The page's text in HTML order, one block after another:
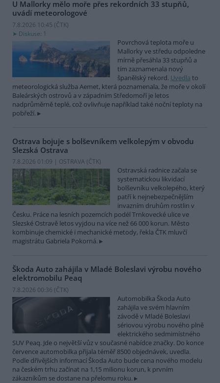
U Mallorky mělo moře přes rekordních 33 stupňů,
uvádí meteorologové
7.8.2026 10:45 (ČTK)
Diskuse: 1
Povrchová teplota moře u
Mallorky ve středu odpoledne
mírně přesáhla 33 stupňů a
tím zaznamenala nový
španělský rekord. Uvedla to
meteorologická služba Aemet, která poznamenala, že moře v okolí
Baleárských ostrovů a v západním Středomoří je letos
nadprůměrně teplé, což ovlivňuje například také noční teploty na
pobřeží.
Ostrava bojuje s bolševníkem velkolepým v obvodu
Slezská Ostrava
7.8.2026 01:09 | OSTRAVA (ČTK)
Ostravská radnice začala se
systematickou likvidací
bolševníku velkolepého, který
patří k nejnebezpečnějším
invazním druhům rostlin v
Česku. Práce na lesních pozemcích podél Trnkovecké ulice ve
Slezské Ostravě letos vyjdou na více než 66 000 korun. Město
kombinuje chemické i mechanické metody, řekla ČTK mluvčí
magistrátu Gabriela Pokorná.
Škoda Auto zahájila v Mladé Boleslavi výrobu nového
elektromobilu Peaq
7.8.2026 00:36 (ČTK)
Automobilka Škoda Auto
zahájila ve svém hlavním
závodě v Mladé Boleslavi
sériovou výrobu nového plně
elektrického sedmimístného
SUV Peaq. Jde o největší vůz v současné nabídce značky. Do konce
července automobilka přijala téměř 8500 objednávek, uvedla.
Podle dřívějších informací Škoda Auto bude cena nového modelu
na českém trhu začínat na 1,15 milionu korun, k prvním
zákazníkům se dostane na přelomu roku.